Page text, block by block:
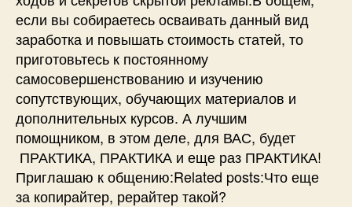
если вы собираетесь осваивать данный вид
заработка и повышать стоимость статей, то
приготовьтесь к постоянному
самосовершенствованию и изучению
сопутствующих, обучающих материалов и
дополнительных курсов. А лучшим
помощником, в этом деле, для ВАС, будет
ПРАКТИКА, ПРАКТИКА и еще раз ПРАКТИКА!
Приглашаю к общению:Related posts:Что еще
за копирайтер, рерайтер такой?